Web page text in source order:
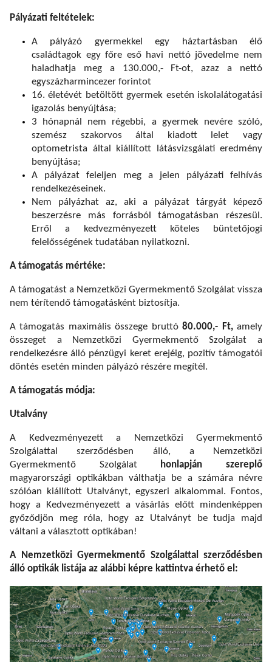
Pályázati feltételek:
A pályázó gyermekkel egy háztartásban élő
családtagok egy főre eső havi nettó jövedelme nem
haladhatja meg a 130.000,- Ft-ot, azaz a nettó
egyszázharmincezer forintot
16. életévét betöltött gyermek esetén iskolalátogatási
igazolás benyújtása;
3 hónapnál nem régebbi, a gyermek nevére szóló,
szemész szakorvos által kiadott lelet vagy
optometrista által kiállított látásvizsgálati eredmény
benyújtása;
A pályázat feleljen meg a jelen pályázati felhívás
rendelkezéseinek.
Nem pályázhat az, aki a pályázat tárgyát képező
beszerzésre más forrásból támogatásban részesül.
Erről a kedvezményezett köteles büntetőjogi
felelősségének tudatában nyilatkozni.
A támogatás mértéke:
A támogatást a Nemzetközi Gyermekmentő Szolgálat vissza
nem térítendő támogatásként biztosítja.
A támogatás maximális összege bruttó80.000,- Ft,amely
összeget a Nemzetközi Gyermekmentő Szolgálat a
rendelkezésre álló pénzügyi keret erejéig, pozitív támogatói
döntés esetén minden pályázó részére megítél.
A támogatás módja:
Utalvány
A Kedvezményezett a Nemzetközi Gyermekmentő
Szolgálattal szerződésben álló, a Nemzetközi
Gyermekmentő Szolgálat
honlapján szereplő
magyarországi optikákban válthatja be a számára névre
szólóan kiállított Utalványt, egyszeri alkalommal.
Fontos,
hogy a Kedvezményezett a vásárlás előtt mindenképpen
győződjön meg róla, hogy az Utalványt be tudja majd
váltani a választott optikában!
A Nemzetközi Gyermekmentő Szolgálattal szerződésben
álló optikák listája az alábbi képre kattintva érhető el: